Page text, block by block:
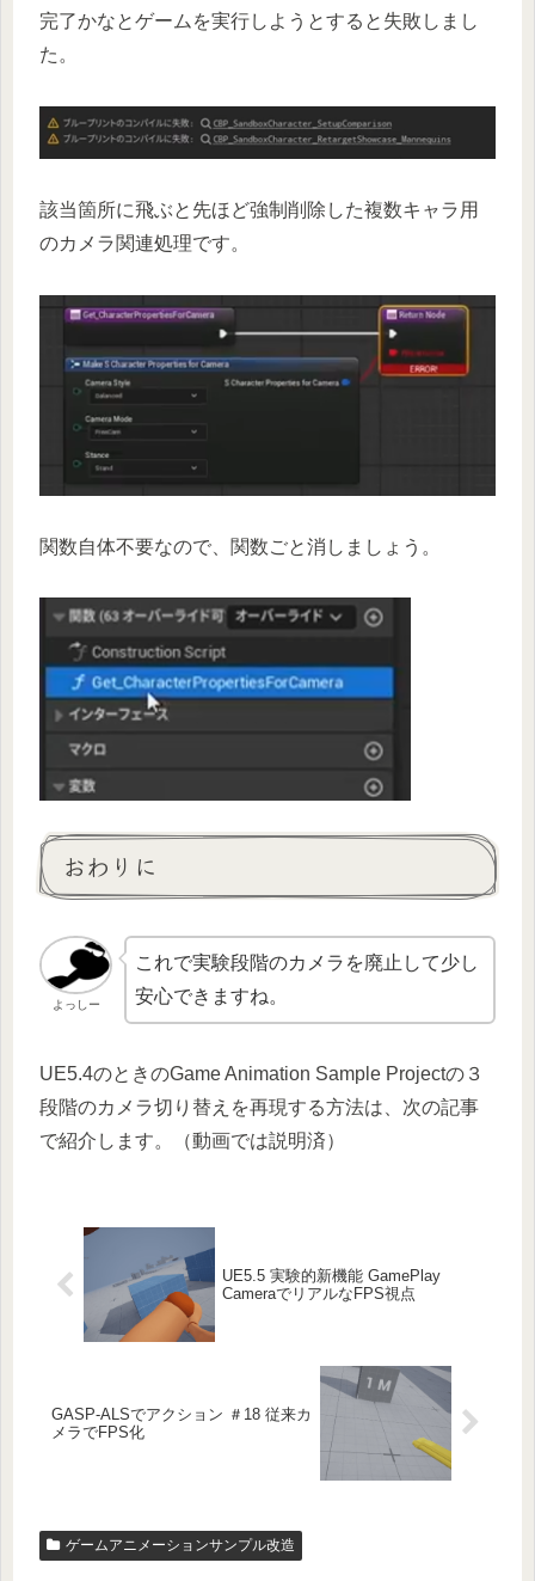
完了かなとゲームを実行しようとすると失敗しまし
た。
該当箇所に飛ぶと先ほど強制削除した複数キャラ用
のカメラ関連処理です。
関数自体不要なので、関数ごと消しましょう。
おわりに
よっしー
これで実験段階のカメラを廃止して少し
安心できますね。
UE5.4のときのGame Animation Sample Projectの３
段階のカメラ切り替えを再現する方法は、次の記事
で紹介します。（動画では説明済）
UE5.5 実験的新機能 GamePlay
CameraでリアルなFPS視点
GASP-ALSでアクション ＃18 従来カ
メラでFPS化
ゲームアニメーションサンプル改造